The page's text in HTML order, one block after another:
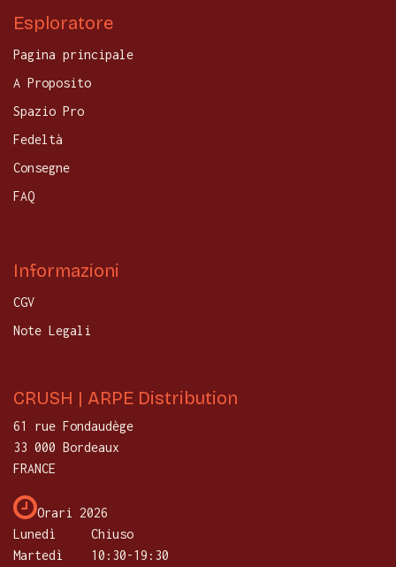
Esploratore
Pagina principale
A Proposito
Spazio Pro
Fedeltà
Consegne
FAQ
Informazioni
CGV
Note Legali
CRUSH | ARPE Distribution
61 rue Fondaudège
33 000 Bordeaux
FRANCE
Orari 2026
Lunedì
Chiuso
Martedì
​10:30-19:30